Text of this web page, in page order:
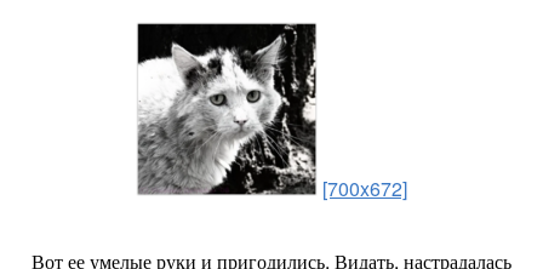
[700x672]
Вот ее умелые руки и пригодились. Видать, настрадалась